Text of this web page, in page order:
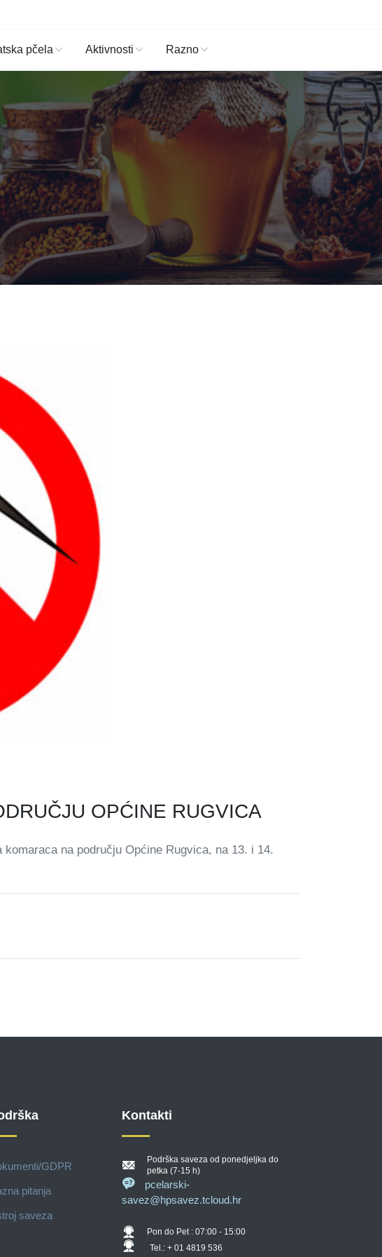
pčela Aktivnosti Razno
OPĆINE RUGVICA
na području Općine Rugvica, na 13. i 14.
GDPR
pitanja
saveza
Kontakti
Podrška saveza od ponedjeljka do
petka (7-15 h)
pcelarski-
savez@hpsavez.tcloud.hr
Pon do Pet : 07:00 - 15:00
Tel.: + 01 4819 536